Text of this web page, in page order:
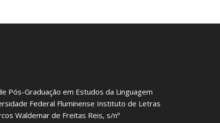
Pós-Graduação em Estudos da Linguagem
Federal Fluminense Instituto de Letras
Waldemar de Freitas Reis, s/nº